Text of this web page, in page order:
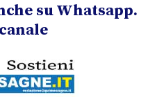
su Whatsapp.